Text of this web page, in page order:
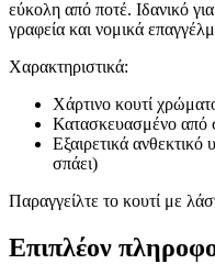
εύκολη από ποτέ. Ιδανικό
γραφεία και νομικά
Χαρακτηριστικά:
Χάρτινο κουτί
Κατασκευασμένο από
Εξαιρετικά ανθεκτικό
σπάει)
Παραγγείλτε το κουτί με
Επιπλέον